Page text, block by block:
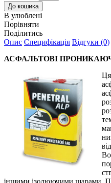
В улюблені
Порівняти
Поділитись
Опис Специфікація Відгуки (0)
АСФАЛЬТОВІ
Ця
іншими ізолюючими шарами.